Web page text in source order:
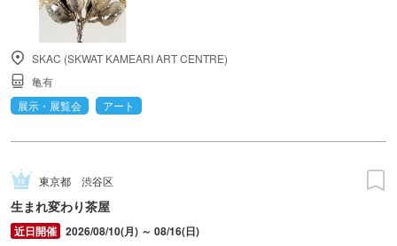
SKAC (SKWAT KAMEARI ART CENTRE)
亀有
展示・展覧会
アート
東京都 渋谷区
生まれ変わり茶屋
2026/08/10(月) ～ 08/16(日)